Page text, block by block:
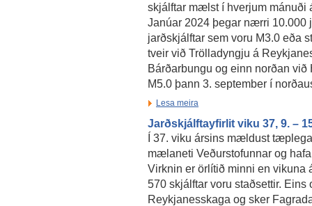
skjálftar mælst í hverjum mánuði
Janúar 2024 þegar nærri
jarðskjálftar sem voru M3.0 eða
tveir við Trölladyngju á
Bárðarbungu og einn norðan
M5.0 þann 3. september í
Lesa meira
Jarðskjálftayfirlit viku 37, 9. –
Í 37. viku ársins mældust
mælaneti Veðurstofunnar og
Virknin er örlítið minni en vikuna
570 skjálftar voru staðsettir.
Reykjanesskaga og sker